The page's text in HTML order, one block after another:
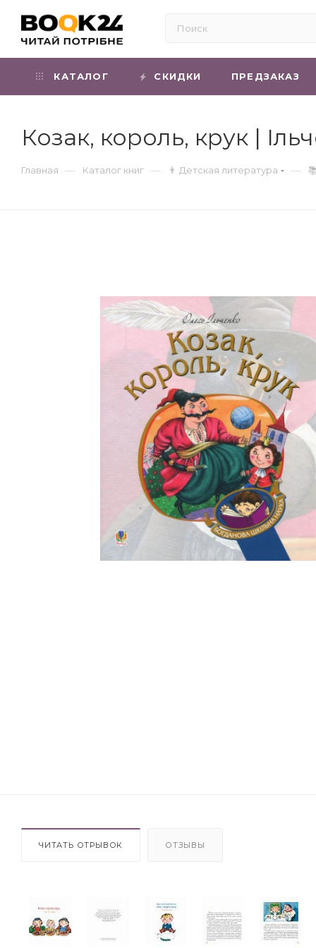
КАТАЛОГ СКИДКИ ПРЕДЗАКАЗ
Козак, король, крук |
Главная — Каталог книг — 👨 Детская литература —
ЧИТАТЬ ОТРЫВОК ОТЗЫВЫ